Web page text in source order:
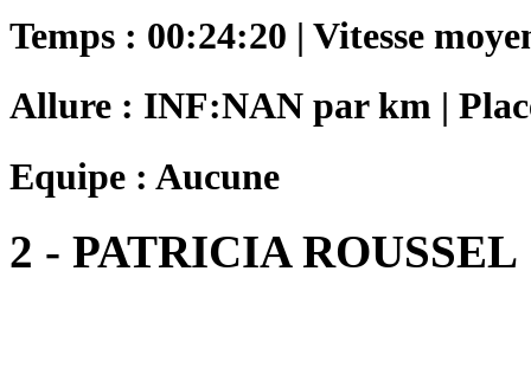
Temps : 00:24:20 | Vitesse
Allure : INF:NAN par km |
Equipe : Aucune
2 - PATRICIA ROUSSEL